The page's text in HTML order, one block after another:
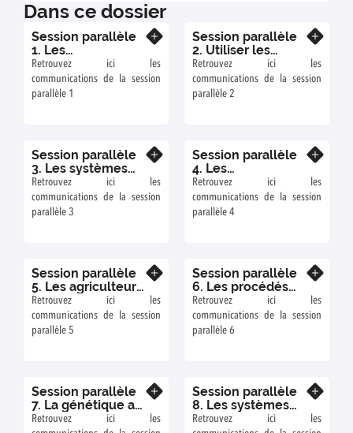
Dans ce dossier
Session parallèle
1. Les
légumineuses en
alimentation
animale
Retrouvez ici les
communications de la session
parallèle 1
Session parallèle
2. Utiliser les
légumineuses et
leurs symbioses
Retrouvez ici les
communications de la session
parallèle 2
Session parallèle
3. Les systèmes
agricoles avec les
légumineuses : le
cas des
associations de
Retrouvez ici les
communications de la session
parallèle 3
Session parallèle
4. Les
légumineuses en
alimentation
humaine : les
produits
Retrouvez ici les
communications de la session
parallèle 4
Session parallèle
5. Les agriculteurs
face aux
légumineuses
Retrouvez ici les
communications de la session
parallèle 5
Session parallèle
6. Les procédés
technologiques de
transformation des
légumineuses
Retrouvez ici les
communications de la session
parallèle 6
Session parallèle
7. La génétique au
service des
Retrouvez ici les
Session parallèle
8. Les systèmes
agricoles avec les
Retrouvez ici les